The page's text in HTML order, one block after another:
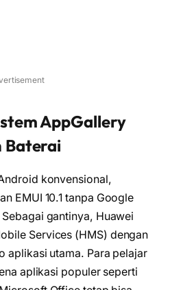
AppGallery
Baterai
konvensional,
EMUI 10.1 tanpa Google
gantinya, Huawei
Services (HMS) dengan
aplikasi utama. Para pelajar
aplikasi populer seperti